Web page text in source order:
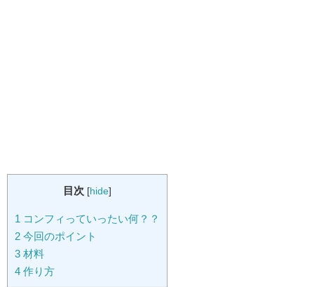
目次 [hide]
1 コンフィっていったい何？？
2 今回のポイント
3 材料
4 作り方